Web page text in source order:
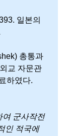
일본의
총통과
교 자문관
하였다.
여 군사작전
인 적국에